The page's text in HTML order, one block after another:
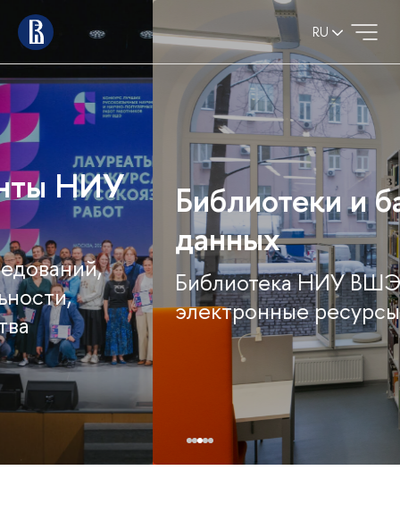
RU
Библиотеки и базы
данных
Библиотека НИУ ВШЭ и
электронные ресурсы